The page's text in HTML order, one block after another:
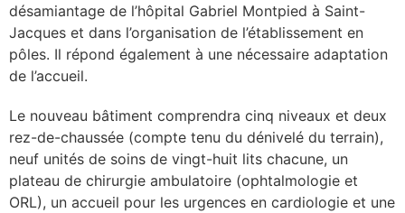
désamiantage de l’hôpital Gabriel Montpied à Saint-
Jacques et dans l’organisation de l’établissement en
pôles. Il répond également à une nécessaire adaptation
de l’accueil.
Le nouveau bâtiment comprendra cinq niveaux et deux
rez-de-chaussée (compte tenu du dénivelé du terrain),
neuf unités de soins de vingt-huit lits chacune, un
plateau de chirurgie ambulatoire (ophtalmologie et
ORL), un accueil pour les urgences en cardiologie et une